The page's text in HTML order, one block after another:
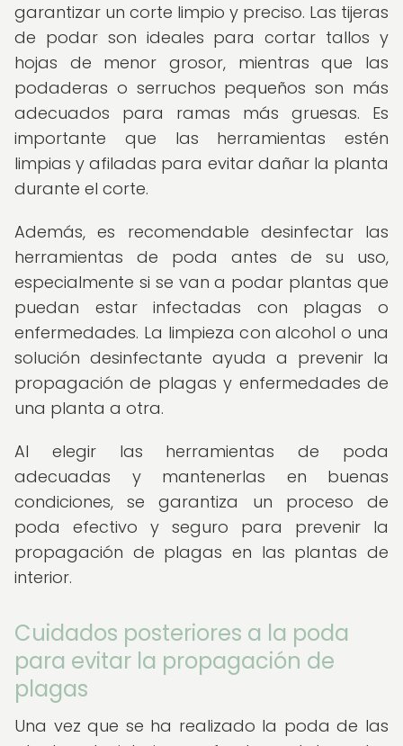
garantizar un corte limpio y preciso. Las tijeras
de podar son ideales para cortar tallos y
hojas de menor grosor, mientras que las
podaderas o serruchos pequeños son más
adecuados para ramas más gruesas. Es
importante que las herramientas estén
limpias y afiladas para evitar dañar la planta
durante el corte.
Además, es recomendable desinfectar las
herramientas de poda antes de su uso,
especialmente si se van a podar plantas que
puedan estar infectadas con plagas o
enfermedades. La limpieza con alcohol o una
solución desinfectante ayuda a prevenir la
propagación de plagas y enfermedades de
una planta a otra.
Al elegir las herramientas de poda
adecuadas y mantenerlas en buenas
condiciones, se garantiza un proceso de
poda efectivo y seguro para prevenir la
propagación de plagas en las plantas de
interior.
Cuidados posteriores a la poda
para evitar la propagación de
plagas
Una vez que se ha realizado la poda de las